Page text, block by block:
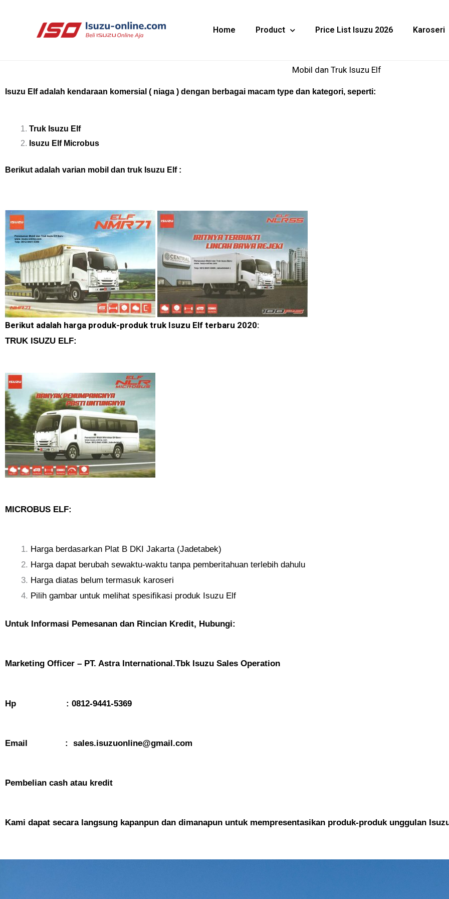
Home Product Price List Isuzu 2026 Karoseri
Mobil dan Truk Isuzu Elf
Isuzu Elf adalah kendaraan komersial ( niaga ) dengan berbagai macam type dan kategori, seperti:
Truk Isuzu Elf
Isuzu Elf Microbus
Berikut adalah varian mobil dan truk Isuzu Elf :
Berikut adalah harga produk-produk truk Isuzu Elf terbaru 2020:
TRUK ISUZU ELF:
MICROBUS ELF:
Harga berdasarkan Plat B DKI Jakarta (Jadetabek)
Harga dapat berubah sewaktu-waktu tanpa pemberitahuan terlebih dahulu
Harga diatas belum termasuk karoseri
Pilih gambar untuk melihat spesifikasi produk Isuzu Elf
Untuk Informasi Pemesanan dan Rincian Kredit, Hubungi:
Marketing Officer – PT. Astra International.Tbk Isuzu Sales Operation
Hp : 0812-9441-5369
Email : sales.isuzuonline@gmail.com
Pembelian cash atau kredit
Kami dapat secara langsung kapanpun dan dimanapun untuk mempresentasikan produk-produk unggulan